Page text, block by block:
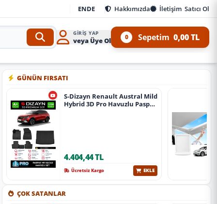
ENDE Hakkımızda İletişim Satıcı Ol
GIRIŞ YAP
veya Üye Ol 0 Sepetim 0,00 TL
GÜNÜN FIRSATI
S-Dizayn Renault Austral Mild
Hybrid 3D Pro Havuzlu Paspas
4.404,44 TL
Ücretsiz Kargo EKLE
ÇOK SATANLAR